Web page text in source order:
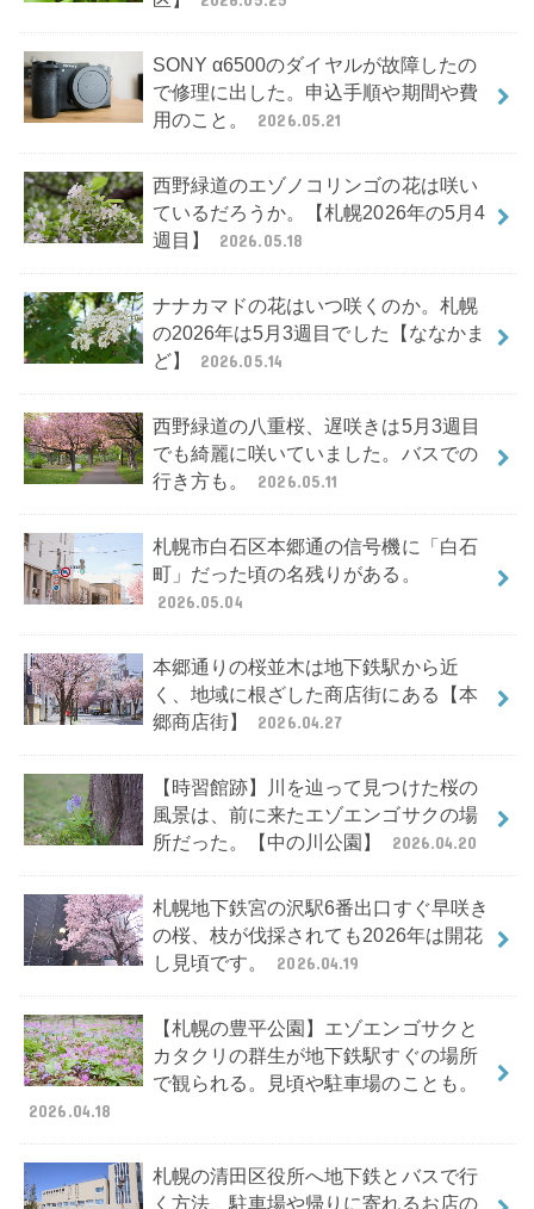
SONY α6500のダイヤルが故障したの
で修理に出した。申込手順や期間や費
用のこと。
2026.05.21
西野緑道のエゾノコリンゴの花は咲い
ているだろうか。【札幌2026年の5月4
週目】
2026.05.18
ナナカマドの花はいつ咲くのか。札幌
の2026年は5月3週目でした【ななかま
ど】
2026.05.14
西野緑道の八重桜、遅咲きは5月3週目
でも綺麗に咲いていました。バスでの
行き方も。
2026.05.11
札幌市白石区本郷通の信号機に「白石
町」だった頃の名残りがある。
2026.05.04
本郷通りの桜並木は地下鉄駅から近
く、地域に根ざした商店街にある【本
郷商店街】
2026.04.27
【時習館跡】川を辿って見つけた桜の
風景は、前に来たエゾエンゴサクの場
所だった。【中の川公園】
2026.04.20
札幌地下鉄宮の沢駅6番出口すぐ早咲き
の桜、枝が伐採されても2026年は開花
し見頃です。
2026.04.19
【札幌の豊平公園】エゾエンゴサクと
カタクリの群生が地下鉄駅すぐの場所
で観られる。見頃や駐車場のことも。
2026.04.18
札幌の清田区役所へ地下鉄とバスで行
く方法、駐車場や帰りに寄れるお店の